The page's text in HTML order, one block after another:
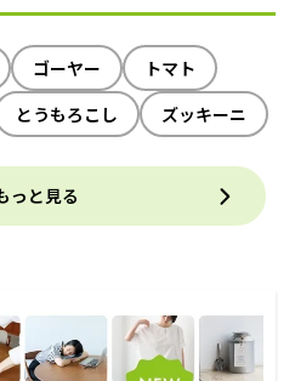
ゴーヤー
トマト
とうもろこし ズッキーニ
っと見る